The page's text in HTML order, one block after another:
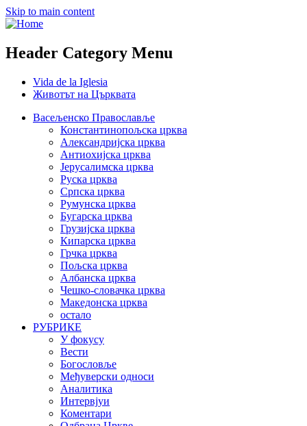
Skip to main content
Header Category Menu
Vida de la Iglesia
Животът на Църквата
Васељенско Православље
Константинопољска црква
Александријска црква
Антиохијска црква
Јерусалимска црква
Руска црква
Српска црква
Румунска црква
Бугарска црква
Грузијска црква
Кипарска црква
Грчка црква
Пољска црква
Албанска црква
Чешко-словачка црква
Македонска црква
остало
РУБРИКЕ
У фокусу
Вести
Богословље
Међуверски односи
Аналитика
Интервјуи
Коментари